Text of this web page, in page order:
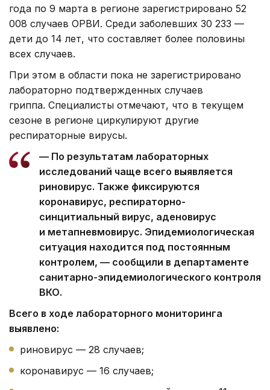
года по 9 марта в регионе зарегистрировано 52
008 случаев ОРВИ. Среди заболевших 30 233 —
дети до 14 лет, что составляет более половины
всех случаев.
При этом в области пока не зарегистрировано
лабораторно подтвержденных случаев
гриппа. Специалисты отмечают, что в текущем
сезоне в регионе циркулируют другие
респираторные вирусы.
— По результатам лабораторных
исследований чаще всего выявляется
риновирус. Также фиксируются
коронавирус, респираторно-
синцитиальный вирус, аденовирус
и метапневмовирус. Эпидемиологическая
ситуация находится под постоянным
контролем, — сообщили в департаменте
санитарно-эпидемиологического контроля
ВКО.
Всего в ходе лабораторного мониторинга
выявлено:
риновирус — 28 случаев;
коронавирус — 16 случаев;